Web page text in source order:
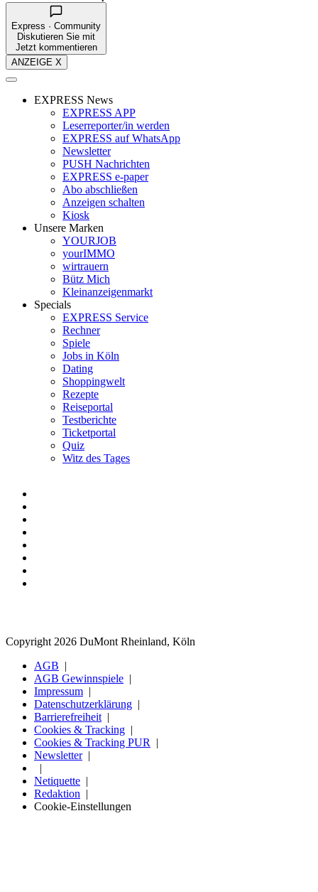
Express · Community
Diskutieren Sie mit
Jetzt kommentieren
ANZEIGE X
EXPRESS News
EXPRESS APP
Leserreporter/in werden
EXPRESS auf WhatsApp
Newsletter
PUSH Nachrichten
EXPRESS e-paper
Abo abschließen
Anzeigen schalten
Kiosk
Unsere Marken
YOURJOB
yourIMMO
wirtrauern
Bütz Mich
Kleinanzeigenmarkt
Specials
EXPRESS Service
Rechner
Spiele
Jobs in Köln
Dating
Shoppingwelt
Rezepte
Reiseportal
Testberichte
Ticketportal
Quiz
Witz des Tages
Copyright 2026 DuMont Rheinland, Köln
AGB
AGB Gewinnspiele
Impressum
Datenschutzerklärung
Barrierefreiheit
Cookies & Tracking
Cookies & Tracking PUR
Newsletter
Netiquette
Redaktion
Cookie-Einstellungen